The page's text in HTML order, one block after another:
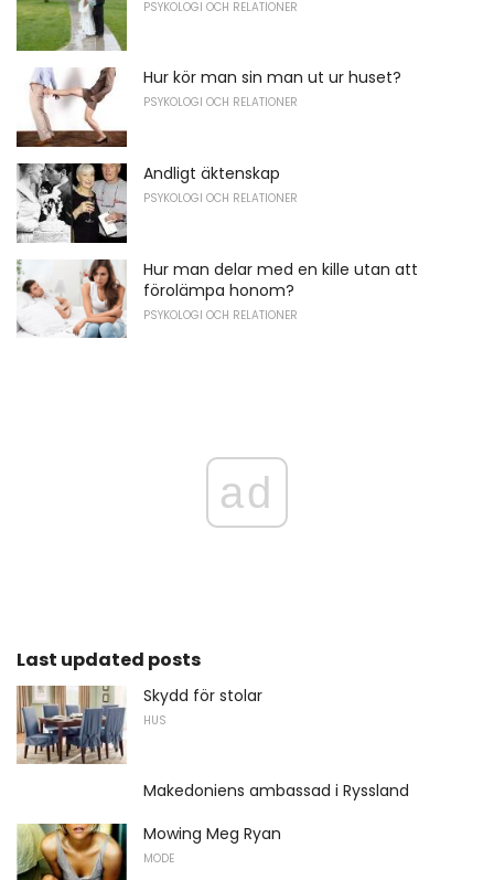
PSYKOLOGI OCH RELATIONER
Hur kör man sin man ut ur huset?
PSYKOLOGI OCH RELATIONER
Andligt äktenskap
PSYKOLOGI OCH RELATIONER
Hur man delar med en kille utan att
förolämpa honom?
PSYKOLOGI OCH RELATIONER
ad
Last updated posts
Skydd för stolar
HUS
Makedoniens ambassad i Ryssland
Mowing Meg Ryan
MODE